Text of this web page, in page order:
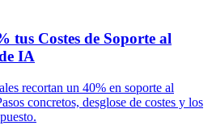
tus Costes de Soporte al
IA
recortan un 40% en soporte al
concretos, desglose de costes y los